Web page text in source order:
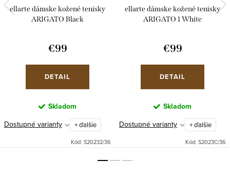
ellarte dámske kožené tenisky
ARIGATO Black
€99
DETAIL
Skladom
Dostupné varianty
+ ďalšie
Kód: S20232/36
ellarte dámske kožené tenisky
ARIGATO 1 White
€99
DETAIL
Skladom
Dostupné varianty
+ ďalšie
Kód: S2023C/36